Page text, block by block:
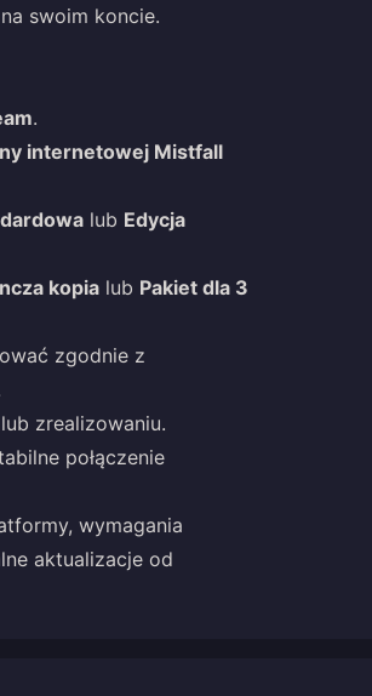
swoim koncie.
.
internetowej Mistfall
lub Edycja
kopia lub Pakiet dla 3
zgodnie z
zrealizowaniu.
połączenie
wymagania
aktualizacje od